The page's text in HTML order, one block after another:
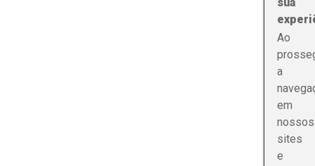
Ao
a
em
nossos
sites
e